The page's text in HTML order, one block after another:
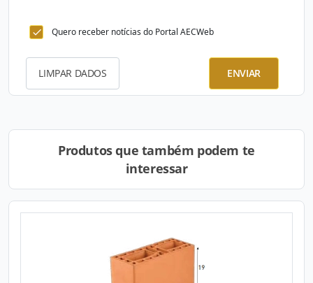
Quero receber notícias do Portal AECWeb
LIMPAR DADOS ENVIAR
Produtos que também podem te
interessar